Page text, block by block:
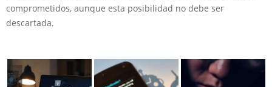
comprometidos, aunque esta posibilidad no debe ser
descartada.